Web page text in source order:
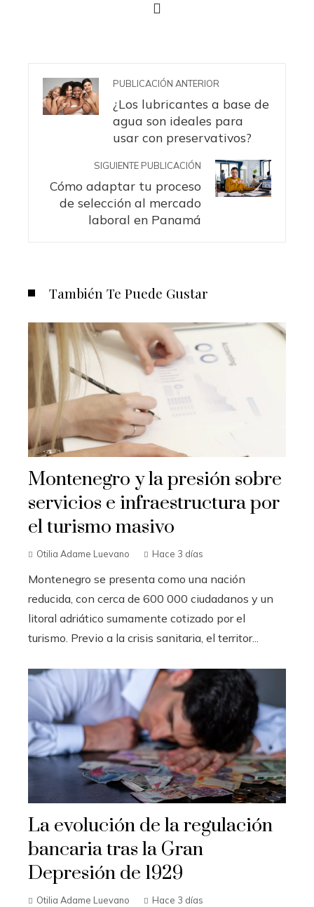
PUBLICACIÓN ANTERIOR
¿Los lubricantes a base de
agua son ideales para
usar con preservativos?
SIGUIENTE PUBLICACIÓN
Cómo adaptar tu proceso
de selección al mercado
laboral en Panamá
También Te Puede Gustar
Montenegro y la presión sobre
servicios e infraestructura por
el turismo masivo
Otilia Adame Luevano Hace 3 días
Montenegro se presenta como una nación
reducida, con cerca de 600 000 ciudadanos y un
litoral adriático sumamente cotizado por el
turismo. Previo a la crisis sanitaria, el territor...
La evolución de la regulación
bancaria tras la Gran
Depresión de 1929
Otilia Adame Luevano Hace 3 días